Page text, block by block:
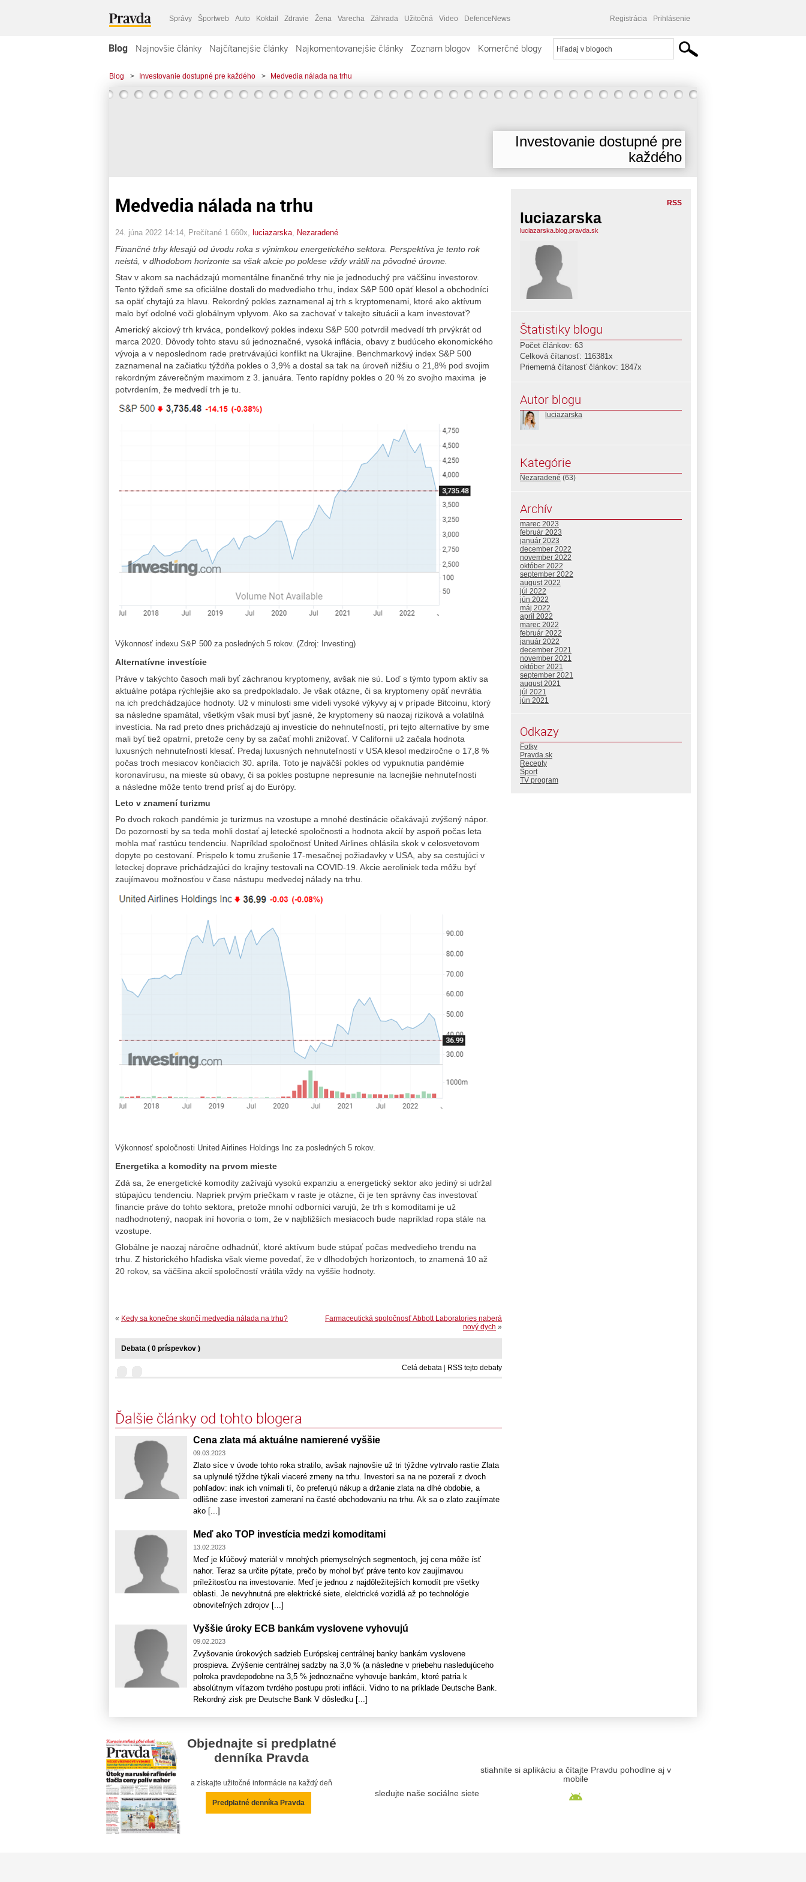
Správy Športweb Auto Koktail Zdravie Žena Varecha Záhrada Užitočná Video DefenceNews Registrácia Prihlásenie
Blog Najnovšie články Najčítanejšie články Najkomentovanejšie články Zoznam blogov Komerčné blogy
Blog > Investovanie dostupné pre každého > Medvedia nálada na trhu
Investovanie dostupné pre
každého
Medvedia nálada na trhu
24. júna 2022 14:14 , Prečítané 1 660x, luciazarska Nezaradené
Finančné trhy klesajú od úvodu roka s výnimkou energetického sektora. Perspektíva je tento rok
neistá, v dlhodobom horizonte sa však akcie po poklese vždy vrátili na pôvodné úrovne.
Stav v akom sa nachádzajú momentálne finančné trhy nie je jednoduchý pre väčšinu investorov.
Tento týždeň sme sa oficiálne dostali do medvedieho trhu, index S&P 500 opäť klesol a obchodníci
sa opäť chytajú za hlavu. Rekordný pokles zaznamenal aj trh s kryptomenami, ktoré ako aktívum
malo byť odolné voči globálnym vplyvom. Ako sa zachovať v takejto situácii a kam investovať?
Americký akciový trh krváca, pondelkový pokles indexu S&P 500 potvrdil medvedí trh prvýkrát od
marca 2020. Dôvody tohto stavu sú jednoznačné, vysoká inflácia, obavy z budúceho ekonomického
vývoja a v neposlednom rade pretrvávajúci konflikt na Ukrajine. Benchmarkový index S&P 500
zaznamenal na začiatku týždňa pokles o 3,9% a dostal sa tak na úroveň nižšiu o 21,8% pod svojim
rekordným záverečným maximom z 3. januára. Tento rapídny pokles o 20 % zo svojho maxima je
potvrdením, že medvedí trh je tu.
Výkonnosť indexu S&P 500 za posledných 5 rokov. (Zdroj: Investing)
Alternatívne investície
Práve v takýchto časoch mali byť záchranou kryptomeny, avšak nie sú. Loď s týmto typom aktív sa
aktuálne potápa rýchlejšie ako sa predpokladalo. Je však otázne, či sa kryptomeny opäť nevrátia
na ich predchádzajúce hodnoty. Už v minulosti sme videli vysoké výkyvy aj v prípade Bitcoinu, ktorý
sa následne spamätal, všetkým však musí byť jasné, že kryptomeny sú naozaj riziková a volatilná
investícia. Na rad preto dnes prichádzajú aj investície do nehnuteľností, pri tejto alternatíve by sme
mali byť tiež opatrní, pretože ceny by sa začať mohli znižovať. V Californii už začala hodnota
luxusných nehnuteľností klesať. Predaj luxusných nehnuteľností v USA klesol medziročne o 17,8 %
počas troch mesiacov končiacich 30. apríla. Toto je najväčší pokles od vypuknutia pandémie
koronavírusu, na mieste sú obavy, či sa pokles postupne nepresunie na lacnejšie nehnuteľnosti
a následne môže tento trend prísť aj do Európy.
Leto v znamení turizmu
Po dvoch rokoch pandémie je turizmus na vzostupe a mnohé destinácie očakávajú zvýšený nápor.
Do pozornosti by sa teda mohli dostať aj letecké spoločnosti a hodnota akcií by aspoň počas leta
mohla mať rastúcu tendenciu. Napríklad spoločnosť United Airlines ohlásila skok v celosvetovom
dopyte po cestovaní. Prispelo k tomu zrušenie 17-mesačnej požiadavky v USA, aby sa cestujúci v
leteckej doprave prichádzajúci do krajiny testovali na COVID-19. Akcie aeroliniek teda môžu byť
zaujímavou možnosťou v čase nástupu medvedej nálady na trhu.
Výkonnosť spoločnosti United Airlines Holdings Inc za posledných 5 rokov.
Energetika a komodity na prvom mieste
Zdá sa, že energetické komodity zažívajú vysokú expanziu a energetický sektor ako jediný si udržal
stúpajúcu tendenciu. Napriek prvým priečkam v raste je otázne, či je ten správny čas investovať
financie práve do tohto sektora, pretože mnohí odborníci varujú, že trh s komoditami je už
nadhodnotený, naopak iní hovoria o tom, že v najbližších mesiacoch bude napríklad ropa stále na
vzostupe.
Globálne je naozaj náročne odhadnúť, ktoré aktívum bude stúpať počas medvedieho trendu na
trhu. Z historického hľadiska však vieme povedať, že v dlhodobých horizontoch, to znamená 10 až
20 rokov, sa väčšina akcií spoločností vrátila vždy na vyššie hodnoty.
Farmaceutická spoločnosť Abbott Laboratories naberá
nový dych »
« Kedy sa konečne skončí medvedia nálada na trhu?
Debata ( 0 príspevkov )
Celá debata RSS tejto debaty
Ďalšie články od tohto blogera
Cena zlata má aktuálne namierené vyššie
09.03.2023
Zlato síce v úvode tohto roka stratilo, avšak najnovšie už tri týždne vytrvalo rastie Zlata
sa uplynulé týždne týkali viaceré zmeny na trhu. Investori sa na ne pozerali z dvoch
pohľadov: inak ich vnímali tí, čo preferujú nákup a držanie zlata na dlhé obdobie, a
odlišne zase investori zameraní na časté obchodovaniu na trhu. Ak sa o zlato zaujímate
ako [...]
Meď ako TOP investícia medzi komoditami
13.02.2023
Meď je kľúčový materiál v mnohých priemyselných segmentoch, jej cena môže ísť
nahor. Teraz sa určite pýtate, prečo by mohol byť práve tento kov zaujímavou
príležitosťou na investovanie. Meď je jednou z najdôležitejších komodít pre všetky
oblasti. Je nevyhnutná pre elektrické siete, elektrické vozidlá až po technológie
obnoviteľných zdrojov [...]
Vyššie úroky ECB bankám vyslovene vyhovujú
09.02.2023
Zvyšovanie úrokových sadzieb Európskej centrálnej banky bankám vyslovene
prospieva. Zvýšenie centrálnej sadzby na 3,0 % (a následne v priebehu nasledujúceho
polroka pravdepodobne na 3,5 % jednoznačne vyhovuje bankám, ktoré patria k
absolútnym víťazom tvrdého postupu proti inflácii. Vidno to na príklade Deutsche Bank.
Rekordný zisk pre Deutsche Bank V dôsledku [...]
RSS
luciazarska
luciazarska.blog.pravda.sk
Štatistiky blogu
Počet článkov: 63
Celková čítanosť: 116381x
Priemerná čítanosť článkov: 1847x
Autor blogu
luciazarska
Kategórie
Nezaradené (63)
Archív
marec 2023
február 2023
január 2023
december 2022
november 2022
október 2022
september 2022
august 2022
júl 2022
jún 2022
máj 2022
apríl 2022
marec 2022
február 2022
január 2022
december 2021
november 2021
október 2021
september 2021
august 2021
júl 2021
jún 2021
Odkazy
Fotky
Pravda.sk
Recepty
Šport
TV program
Objednajte si predplatné
denníka Pravda
a získajte užitočné informácie na každý deň
Predplatné denníka Pravda
sledujte naše sociálne siete
stiahnite si aplikáciu a čítajte Pravdu pohodlne aj v
mobile